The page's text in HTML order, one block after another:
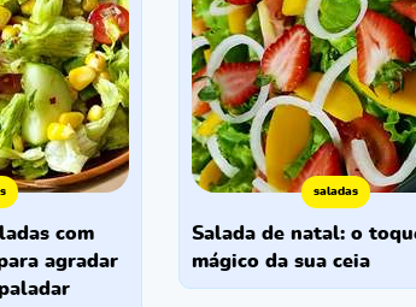
agradar
saladas
salada de natal: o toque
mágico da sua ceia